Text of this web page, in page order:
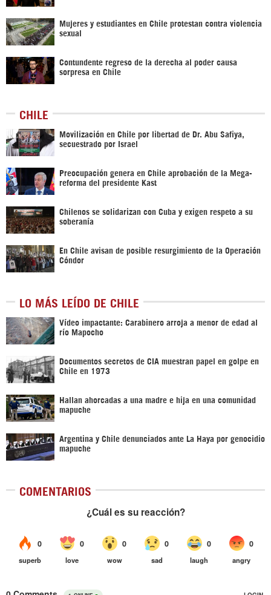
Mujeres y estudiantes en Chile protestan contra violencia
sexual
Contundente regreso de la derecha al poder causa
sorpresa en Chile
CHILE
Movilización en Chile por libertad de Dr. Abu Safiya,
secuestrado por Israel
Preocupación genera en Chile aprobación de la Mega-
reforma del presidente Kast
Chilenos se solidarizan con Cuba y exigen respeto a su
soberanía
En Chile avisan de posible resurgimiento de la Operación
Cóndor
LO MÁS LEÍDO DE CHILE
Vídeo impactante: Carabinero arroja a menor de edad al
río Mapocho
Documentos secretos de CIA muestran papel en golpe en
Chile en 1973
Hallan ahorcadas a una madre e hija en una comunidad
mapuche
Argentina y Chile denunciados ante La Haya por genocidio
mapuche
COMENTARIOS